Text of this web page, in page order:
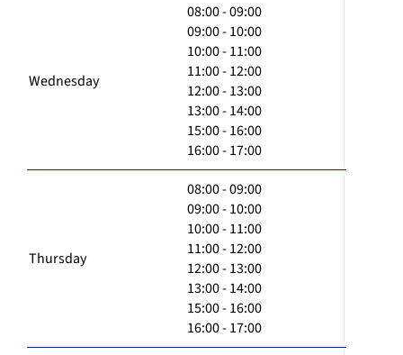
Wednesday
08:00 - 09:00
09:00 - 10:00
10:00 - 11:00
11:00 - 12:00
12:00 - 13:00
13:00 - 14:00
15:00 - 16:00
16:00 - 17:00
Thursday
08:00 - 09:00
09:00 - 10:00
10:00 - 11:00
11:00 - 12:00
12:00 - 13:00
13:00 - 14:00
15:00 - 16:00
16:00 - 17:00